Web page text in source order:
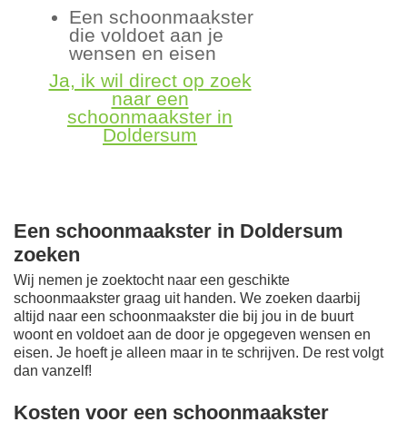
Een schoonmaakster
die voldoet aan je
wensen en eisen
Ja, ik wil direct op zoek
naar een
schoonmaakster in
Doldersum
Een schoonmaakster in Doldersum
zoeken
Wij nemen je zoektocht naar een geschikte
schoonmaakster graag uit handen. We zoeken daarbij
altijd naar een schoonmaakster die bij jou in de buurt
woont en voldoet aan de door je opgegeven wensen en
eisen. Je hoeft je alleen maar in te schrijven. De rest volgt
dan vanzelf!
Kosten voor een schoonmaakster